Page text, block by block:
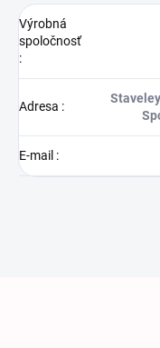
Výrobná
spoločnosť
:
Adresa :
E-mail :